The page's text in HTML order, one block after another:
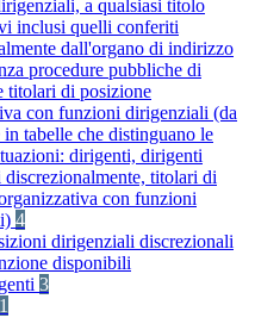
a qualsiasi titolo
inclusi quelli conferiti
dall'organo di indirizzo
procedure pubbliche di
titolari di posizione
con funzioni dirigenziali (da
tabelle che distinguano le
dirigenti, dirigenti
titolari di
con funzioni
4
dirigenziali discrezionali
disponibili
3
1